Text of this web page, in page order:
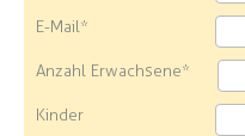
E-Mail*
Anzahl Erwachsene*
Kinder